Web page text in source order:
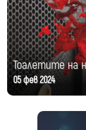
Тоалетите на
05 фев 2024